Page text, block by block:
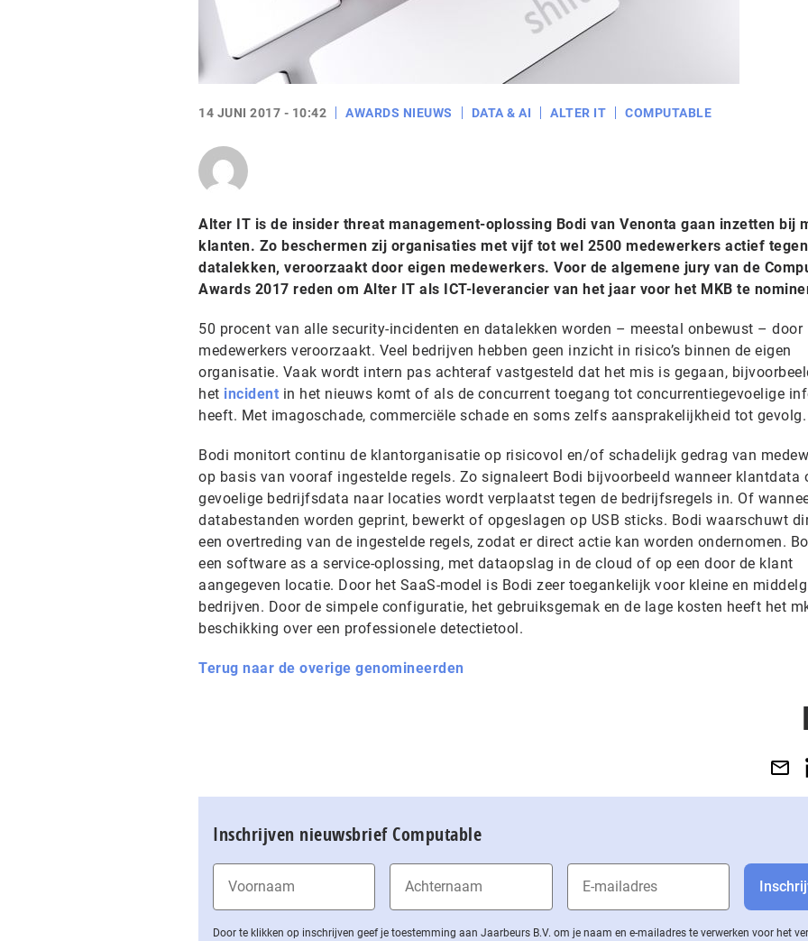
14 JUNI 2017 - 10:42 AWARDS NIEUWS DATA & AI ALTER IT COMPUTABLE
Alter IT is de insider threat management-oplossing Bodi van Venonta gaan inzetten bij
klanten. Zo beschermen zij organisaties met vijf tot wel 2500 medewerkers actief tegen
datalekken, veroorzaakt door eigen medewerkers. Voor de algemene jury van de
Awards 2017 reden om Alter IT als ICT-leverancier van het jaar voor het MKB te
50 procent van alle security-incidenten en datalekken worden – meestal onbewust – door
medewerkers veroorzaakt. Veel bedrijven hebben geen inzicht in risico’s binnen de eigen
organisatie. Vaak wordt intern pas achteraf vastgesteld dat het mis is gegaan,
het incident in het nieuws komt of als de concurrent toegang tot concurrentiegevoelige
heeft. Met imagoschade, commerciële schade en soms zelfs aansprakelijkheid tot gevolg.
Bodi monitort continu de klantorganisatie op risicovol en/of schadelijk gedrag van
op basis van vooraf ingestelde regels. Zo signaleert Bodi bijvoorbeeld wanneer klantdata
gevoelige bedrijfsdata naar locaties wordt verplaatst tegen de bedrijfsregels in. Of
databestanden worden geprint, bewerkt of opgeslagen op USB sticks. Bodi waarschuwt
een overtreding van de ingestelde regels, zodat er direct actie kan worden ondernomen.
een software as a service-oplossing, met dataopslag in de cloud of op een door de klant
aangegeven locatie. Door het SaaS-model is Bodi zeer toegankelijk voor kleine en
bedrijven. Door de simpele configuratie, het gebruiksgemak en de lage kosten heeft het
beschikking over een professionele detectietool.
Terug naar de overige genomineerden
Inschrijven nieuwsbrief Computable
Door te klikken op inschrijven geef je toestemming aan Jaarbeurs B.V. om je naam en e-mailadres te verwerken voor het